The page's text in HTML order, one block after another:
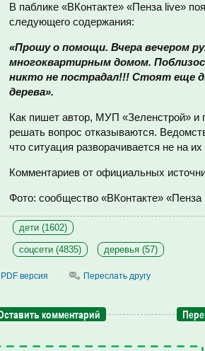
В паблике «ВКонтакте» «Пенза live»
следующего содержания:
«Прошу о помощи. Вчера вечером
многоквартирным домом.
никто не пострадал!!! Стоят еще
дерева».
Как пишет автор, МУП «Зеленстрой» и
решать вопрос отказываются.
что ситуация разворачивается не на их
Комментариев от официальных
Фото: сообщество «ВКонтакте» «Пенза
дети (1602)
соцсети (4835) деревья (57)
PDF версия Переслать другу
комментарий